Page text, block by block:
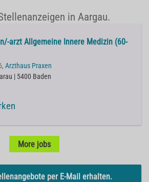
in Aargau.
arzt Allgemeine Innere Medizin (60-
Arzthaus Praxen
| 5400 Baden
More jobs
per E-Mail erhalten.